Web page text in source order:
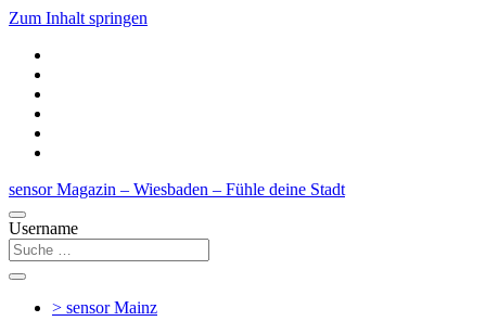
Zum Inhalt springen
sensor Magazin – Wiesbaden – Fühle deine Stadt
Username
> sensorMainz